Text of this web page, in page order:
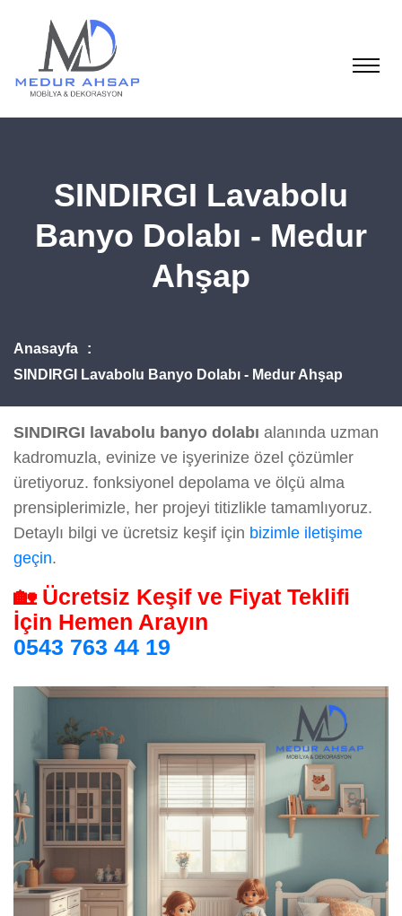
SINDIRGI Lavabolu
Banyo Dolabı - Medur
Ahşap
Anasayfa
SINDIRGI Lavabolu Banyo Dolabı - Medur Ahşap
SINDIRGI lavabolu banyo dolabı alanında uzman
kadromuzla, evinize ve işyerinize özel çözümler
üretiyoruz. fonksiyonel depolama ve ölçü alma
prensiplerimizle, her projeyi titizlikle tamamlıyoruz.
Detaylı bilgi ve ücretsiz keşif için bizimle iletişime
geçin.
🏡 Ücretsiz Keşif ve Fiyat Teklifi
İçin Hemen Arayın
0543 763 44 19